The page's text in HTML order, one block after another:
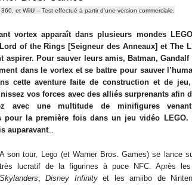
et WiiU -- Test effectué à partir d'une version commerciale.
vortex apparaît dans plusieurs mondes
of the Rings [Seigneur des Anneaux] et The
aspirer. Pour sauver leurs amis, Batman, Gandalf
dans le vortex et se battre pour sauver
cette aventure faite de construction et de
vos forces avec des alliés surprenants afin
avec une multitude de minifigures venant
pour la première fois dans un jeu vidéo LEGO.
auparavant
A son tour, Lego (et WarnerBros.Games) se lance
très lucratif de la figurines à puce
NFC. Après
Skylanders,Disney Infinityet les amiibo de